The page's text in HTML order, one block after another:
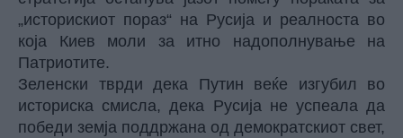
„историскиот пораз“ на Русија и реалноста во
која Киев моли за итно надополнување на
Патриотите.
Зеленски тврди дека Путин веќе изгубил во
историска смисла, дека Русија не успеала да
победи земја поддржана од демократскиот свет,